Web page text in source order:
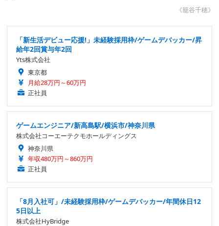
《籠谷千穂》
「新生活デビュー応援!」未経験採用枠/ゲームデバッカー/昇
給年2回賞与年2回
Yts株式会社
東京都
月給28万円～60万円
正社員
ゲームエンジニア/新高島駅/横浜市/神奈川県
株式会社コーエーテクモホールディングス
神奈川県
年収480万円～860万円
正社員
「8月入社可」/未経験採用枠/ゲームデバッカー/年間休日12
5日以上
株式会社HyBridge